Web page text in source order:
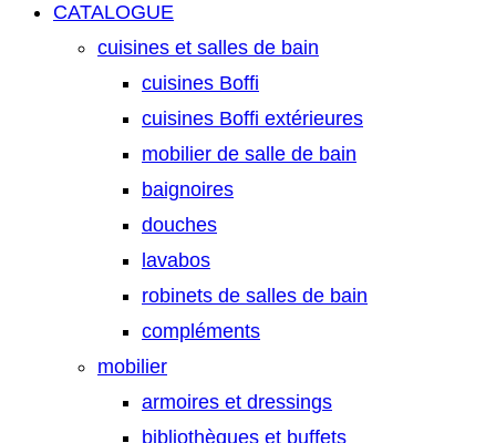
CATALOGUE
cuisines et salles de bain
cuisines Boffi
cuisines Boffi extérieures
mobilier de salle de bain
baignoires
douches
lavabos
robinets de salles de bain
compléments
mobilier
armoires et dressings
bibliothèques et buffets